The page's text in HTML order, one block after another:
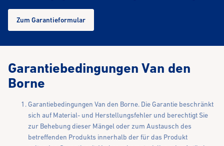
Zum Garantieformular
Garantiebedingungen Van den
Borne
Garantiebedingungen Van den Borne. Die Garantie beschränkt
sich auf Material- und Herstellungsfehler und berechtigt Sie
zur Behebung dieser Mängel oder zum Austausch des
betreffenden Produkts innerhalb der für das Produkt